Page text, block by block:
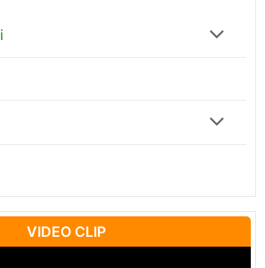
VIDEO CLIP